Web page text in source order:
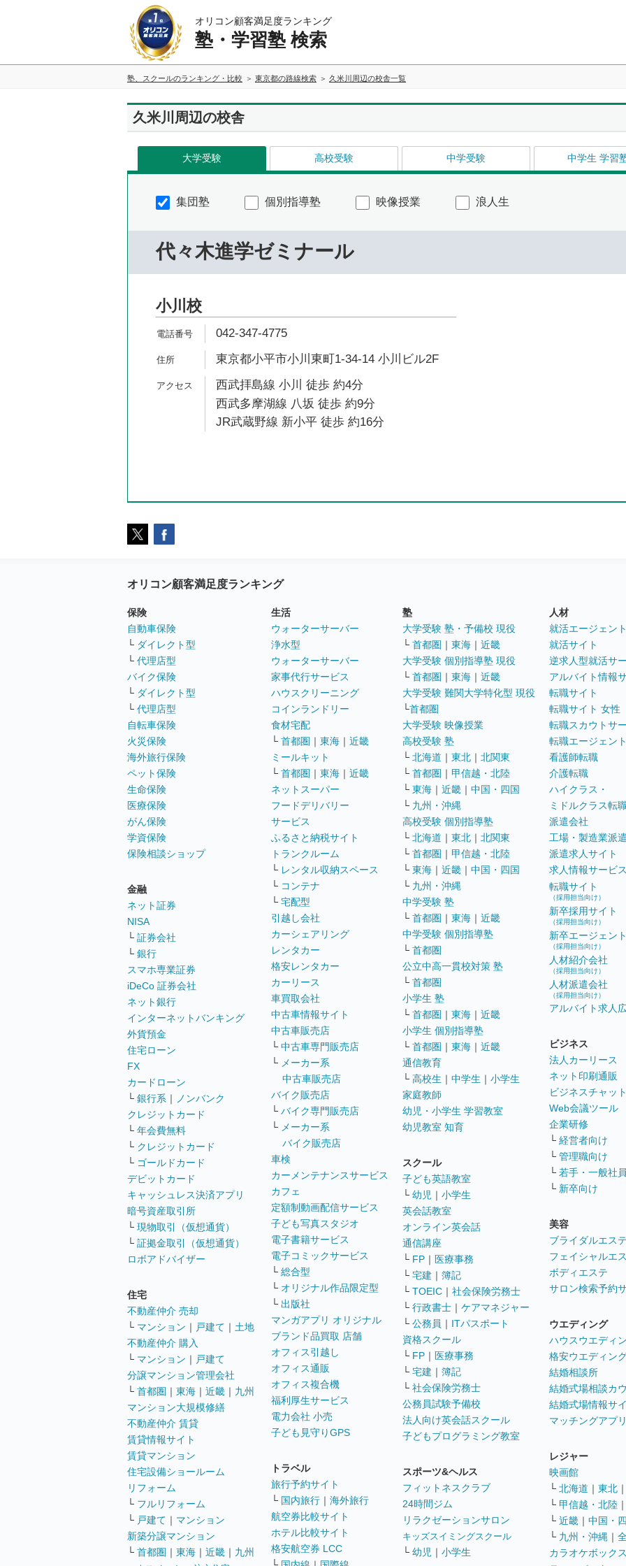
オリコン顧客満足度ランキング
塾・学習塾 検索
塾、スクールのランキング・比較 東京都の路線検索 久米川周辺の校舎一覧
久米川周辺の校舎
大学受験 高校受験 中学受験 中学生 学習
集団塾 個別指導塾 映像授業 浪人生
代々木進学ゼミナール
小川校
042-347-4775
東京都小平市小川東町1-34-14 小川ビル2F
西武拝島線 小川 徒歩 約4分
西武多摩湖線 八坂 徒歩 約9分
JR武蔵野線 新小平 徒歩 約16分
オリコン顧客満足度ランキング
保険
自動車保険
└ ダイレクト型
└ 代理店型
バイク保険
└ ダイレクト型
└ 代理店型
自転車保険
火災保険
海外旅行保険
ペット保険
生命保険
医療保険
がん保険
学資保険
保険相談ショップ
金融
ネット証券
NISA
└ 証券会社
└ 銀行
スマホ専業証券
iDeCo 証券会社
ネット銀行
インターネットバンキング
外貨預金
住宅ローン
FX
カードローン
└ 銀行系 ｜
ノンバンク
クレジットカード
└ 年会費無料
└ クレジットカード
└ ゴールドカード
デビットカード
キャッシュレス決済アプリ
暗号資産取引所
└ 現物取引（仮想通貨）
└ 証拠金取引（仮想通貨）
ロボアドバイザー
住宅
不動産仲介 売却
└ マンション ｜ 戸建て ｜ 土地
不動産仲介 購入
└ マンション ｜ 戸建て
分譲マンション管理会社
└ 首都圏 ｜ 東海 ｜ 近畿 ｜ 九州
マンション大規模修繕
不動産仲介 賃貸
賃貸情報サイト
賃貸マンション
住宅設備ショールーム
リフォーム
└ フルリフォーム
└ 戸建て ｜ マンション
新築分譲マンション
└ 首都圏 ｜ 東海 ｜ 近畿 ｜ 九州
生活
ウォーターサーバー
浄水型
ウォーターサーバー
家事代行サービス
ハウスクリーニング
コインランドリー
食材宅配
└ 首都圏 ｜ 東海 ｜ 近畿
ミールキット
└ 首都圏 ｜ 東海 ｜ 近畿
ネットスーパー
フードデリバリー
サービス
ふるさと納税サイト
トランクルーム
└ レンタル収納スペース
└ コンテナ
└ 宅配型
引越し会社
カーシェアリング
レンタカー
格安レンタカー
カーリース
車買取会社
中古車情報サイト
中古車販売店
└ 中古車専門販売店
└ メーカー系
中古車販売店
バイク販売店
└ バイク専門販売店
└ メーカー系
バイク販売店
車検
カーメンテナンスサービス
カフェ
定額制動画配信サービス
子ども写真スタジオ
電子書籍サービス
電子コミックサービス
└ 総合型
└ オリジナル作品限定型
└ 出版社
マンガアプリ オリジナル
ブランド品買取 店舗
オフィス引越し
オフィス通販
オフィス複合機
福利厚生サービス
電力会社 小売
子ども見守りGPS
トラベル
旅行予約サイト
└ 国内旅行 ｜ 海外旅行
航空券比較サイト
ホテル比較サイト
格安航空券 LCC
塾
大学受験 塾・予備校 現役
└ 首都圏 ｜ 東海 ｜ 近畿
大学受験 個別指導塾 現役
└ 首都圏 ｜ 東海 ｜ 近畿
大学受験 難関大学特化型 現役
└首都圏
大学受験 映像授業
高校受験 塾
└ 北海道 ｜ 東北 ｜ 北関東
└ 首都圏 ｜ 甲信越・北陸
└ 東海 ｜ 近畿 ｜ 中国・四国
└ 九州・沖縄
高校受験 個別指導塾
└ 北海道 ｜ 東北 ｜ 北関東
└ 首都圏 ｜ 甲信越・北陸
└ 東海 ｜ 近畿 ｜ 中国・四国
└ 九州・沖縄
中学受験 塾
└ 首都圏 ｜ 東海 ｜ 近畿
中学受験 個別指導塾
└ 首都圏
公立中高一貫校対策 塾
└ 首都圏
小学生 塾
└ 首都圏 ｜ 東海 ｜ 近畿
小学生 個別指導塾
└ 首都圏 ｜ 東海 ｜ 近畿
通信教育
└ 高校生 ｜ 中学生 ｜ 小学生
家庭教師
幼児・小学生 学習教室
幼児教室 知育
スクール
子ども英語教室
└ 幼児 ｜ 小学生
英会話教室
オンライン英会話
通信講座
└ FP ｜ 医療事務
└ 宅建 ｜ 簿記
└ TOEIC ｜ 社会保険労務士
└ 行政書士 ｜ ケアマネジャー
└ 公務員 ｜ ITパスポート
資格スクール
└ FP ｜ 医療事務
└ 宅建 ｜ 簿記
└ 社会保険労務士
公務員試験予備校
法人向け英会話スクール
子どもプログラミング教室
スポーツ&ヘルス
フィットネスクラブ
24時間ジム
リラクゼーションサロン
キッズスイミングスクール
└ 幼児 ｜ 小学生
人材
就活エージェン
就活サイト
逆求人型就活サ
アルバイト情報
転職サイト
転職サイト 女性
転職スカウトサ
転職エージェン
看護師転職
介護転職
ハイクラス・
ミドルクラス転
派遣会社
工場・製造業派
派遣求人サイト
求人情報サービ
転職サイト
（採用担当向け）
新卒採用サイト
（採用担当向け）
新卒エージェン
（採用担当向け）
人材紹介会社
（採用担当向け）
人材派遣会社
（採用担当向け）
アルバイト求人
ビジネス
法人カーリース
ネット印刷通販
ビジネスチャッ
Web会議ツール
企業研修
└ 経営者向け
└ 管理職向け
└ 若手・一般社
└ 新卒向け
美容
ブライダルエス
フェイシャルエ
ボディエステ
サロン検索予約
ウエディング
ハウスウエディ
格安ウエディン
結婚相談所
結婚式場相談カ
結婚式場情報サ
マッチングアプ
レジャー
映画館
└ 北海道 ｜ 東北
└ 甲信越・北陸
└ 近畿 ｜ 中国・
└ 九州・沖縄 ｜
カラオケボック